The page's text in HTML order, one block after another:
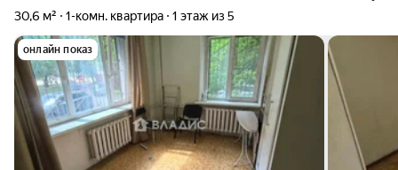
30,6 м² 1-комн. квартира 1 этаж из 5
онлайн показ